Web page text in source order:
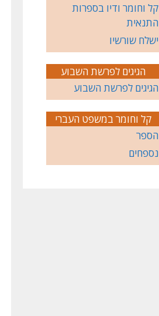
קל וחומר ודיו בספרות
התנאית
ישלח שורשיו
הגיגים לפרשת השבוע
הגיגים לפרשת השבוע
קל וחומר במשפט העברי
הספר
נספחים